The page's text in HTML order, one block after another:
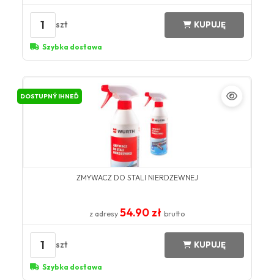
1 szt KUPUJĘ
Szybka dostawa
DOSTUPNÝ IHNEĎ
ZMYWACZ DO STALI NIERDZEWNEJ
z adresy 54.90 zł brutto
1 szt KUPUJĘ
Szybka dostawa